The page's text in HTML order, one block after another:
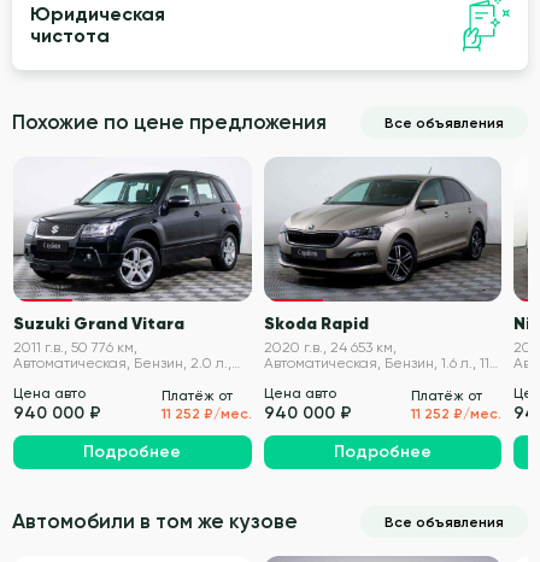
Юридическая
чистота
Похожие по цене предложения Все объявления
VIN проверен
Suzuki Grand Vitara
2011 г.в., 50 776 км,
Автоматическая, Бензин, 2.0 л.,
Цена авто
940 000 ₽
Платёж от
11 252 ₽/мес.
Подробнее
VIN проверен
Skoda Rapid
2020 г.в., 24 653 км,
Автоматическая, Бензин, 1.6 л., 110
Цена авто
940 000 ₽
Платёж от
11 252 ₽/мес.
Подробнее
Автомобили в том же кузове Все объявления